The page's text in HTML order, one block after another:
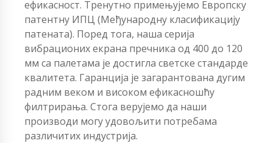
ефикасност. Тренутно примењујемо Европску
патентну ИПЦ (Међународну класификацију
патената). Поред тога, наша серија
вибрационих екрана пречника од 400 до 120
мм са палетама је достигла светске стандарде
квалитета. Гаранција је загарантована дугим
радним веком и високом ефикасношћу
филтрирања. Стога верујемо да наши
производи могу удовољити потребама
различитих индустрија.